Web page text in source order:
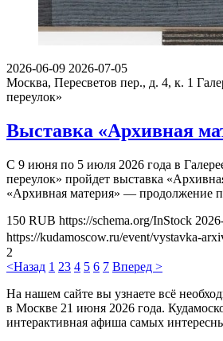
2026-06-09 2026-07-05
Москва, Пересветов пер., д. 4, к. 1
переулок»
Выставка «Архивная
С 9 июня по 5 июля 2026 года в
переулок» пройдет выставка
«Архивная материя» — продолжение
150 RUB https://schema.org/InStock
https://kudamoscow.ru/event/vystavka-
2
<Назад 1 23 4 5 6 7 Вперед >
На нашем сайте вы узнаете всё
в Москве 21 июня 2026 года.
интерактивная афиша самых